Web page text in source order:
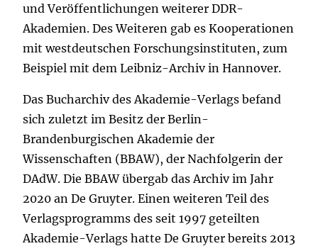
und Veröffentlichungen weiterer DDR-
Akademien. Des Weiteren gab es Kooperationen
mit westdeutschen Forschungsinstituten, zum
Beispiel mit dem Leibniz-Archiv in Hannover.
Das Bucharchiv des Akademie-Verlags befand
sich zuletzt im Besitz der Berlin-
Brandenburgischen Akademie der
Wissenschaften (BBAW), der Nachfolgerin der
DAdW. Die BBAW übergab das Archiv im Jahr
2020 an De Gruyter. Einen weiteren Teil des
Verlagsprogramms des seit 1997 geteilten
Akademie-Verlags hatte De Gruyter bereits 2013